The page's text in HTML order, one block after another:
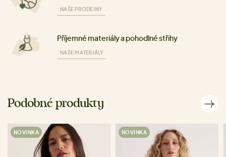
NAŠE PRODEJNY
Příjemné materiály a pohodlné střihy
NAŠE MATERIÁLY
Podobné produkty
NOVINKA NOVINKA